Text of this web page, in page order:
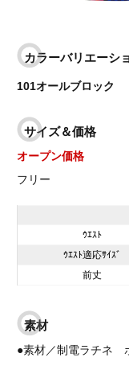
カラーバリエーシ
101オールブロック
サイズ＆価格
オープン価格
フリー
ｳｴｽﾄ
ｳｴｽﾄ適応ｻｲｽﾞ
前丈
素材
●素材／制電ラチネ